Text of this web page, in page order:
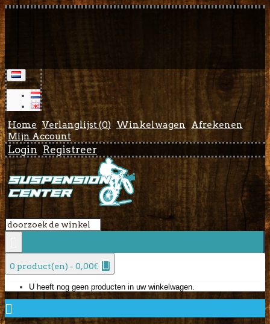
Home Verlanglijst (0) Winkelwagen
Afrekenen
Mijn Account
Login Registreer
0 product(en) - 0,00€
U heeft nog geen producten in uw winkelwagen.